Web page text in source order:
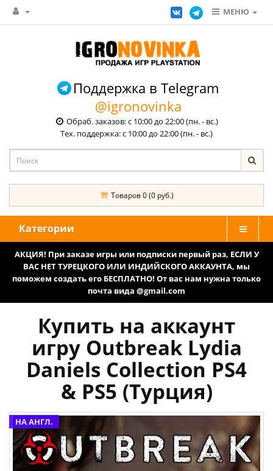
МЕНЮ
Поддержка в Telegram
@igronovinka
Обраб. заказов: с 10:00 до 22:00 (пн. - вс.)
Тех. поддержка: с 10:00 до 22:00 (пн. - вс.)
Товаров 0 (0 руб.)
Категории
АКЦИЯ! При заказе игры или подписки первый раз, ЕСЛИ У
ВАС НЕТ ТУРЕЦКОГО ИЛИ ИНДИЙСКОГО АККАУНТА, мы
поможем создать его БЕСПЛАТНО! От вас нам нужна только
почта вида @gmail.com
Купить на аккаунт
игру Outbreak Lydia
Daniels Collection PS4
& PS5 (Турция)
НА АНГЛ.